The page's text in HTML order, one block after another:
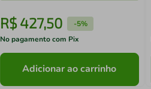
R$427,50 -5%
No pagamento com Pix
Adicionar ao carrinho